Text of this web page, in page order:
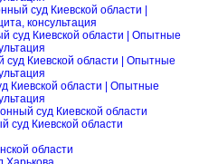
суд Киевской области |
консультация
суд Киевской области | Опытные
суд Киевской области | Опытные
Киевской области | Опытные
суд Киевской области
суд Киевской области
области